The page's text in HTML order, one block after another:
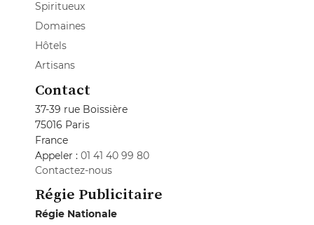
Spiritueux
Domaines
Hôtels
Artisans
Contact
37-39 rue Boissière
75016 Paris
France
Appeler : 01 41 40 99 80
Contactez-nous
Régie Publicitaire
Régie Nationale